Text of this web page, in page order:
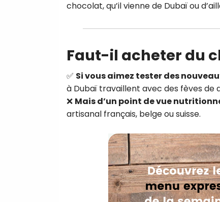
chocolat, qu’il vienne de Dubaï ou
Faut-il acheter du
✅ Si vous aimez tester des
à Dubaï travaillent avec des fèves de
❌ Mais d’un point de vue
artisanal français, belge ou suisse.